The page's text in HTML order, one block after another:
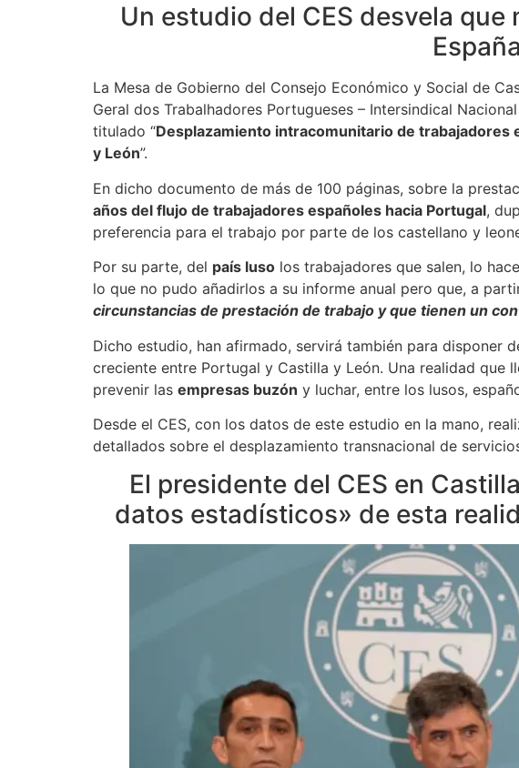
Un estudio del CES desvela
La Mesa de Gobierno del Consejo Económico y Social de
Geral dos Trabalhadores Portugueses – Intersindical
titulado “Desplazamiento intracomunitario de trabajadores
y León”.
En dicho documento de más de 100 páginas, sobre la
años del flujo de trabajadores españoles hacia Portugal,
preferencia para el trabajo por parte de los castellano y
Por su parte, del país luso los trabajadores que salen, lo
lo que no pudo añadirlos a su informe anual pero que, a
circunstancias de prestación de trabajo y que tienen un
Dicho estudio, han afirmado, servirá también para disponer
creciente entre Portugal y Castilla y León. Una realidad que
prevenir las empresas buzón y luchar, entre los lusos,
Desde el CES, con los datos de este estudio en la mano,
detallados sobre el desplazamiento transnacional de
El presidente del CES en
datos estadísticos» de esta